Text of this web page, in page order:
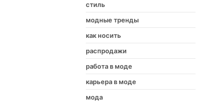
стиль
модные тренды
как носить
распродажи
работа в моде
карьера в моде
мода